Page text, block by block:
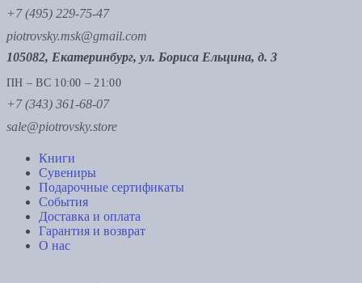
+7 (495) 229-75-47
piotrovsky.msk@gmail.com
105082, Екатеринбург, ул. Бориса Ельцина, д. 3
ПН – ВС 10:00 – 21:00
+7 (343) 361-68-07
sale@piotrovsky.store
Книги
Сувениры
Подарочные сертификаты
События
Доставка и оплата
Гарантия и возврат
О нас